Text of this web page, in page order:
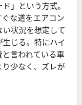
」という方式。
な道をエアコン
状況を想定して
じる。特にハイ
言われている車
少なく、ズレが